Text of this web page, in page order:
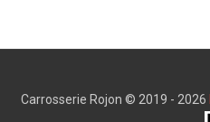
Carrosserie Rojon © 2019 - 2026